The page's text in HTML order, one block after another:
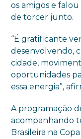
os amigos e
de torcer junto.
“É gratificante
desenvolvendo,
cidade,
oportunidades
essa energia”,
A programação
acompanhando
Brasileira na